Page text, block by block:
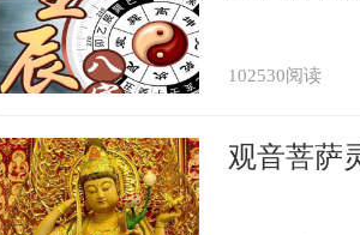
明得失”如果长辈给后辈送
之意。
送镜子的含义其实是因
好的。会觉得你送镜子给他
102530阅读
观音菩萨